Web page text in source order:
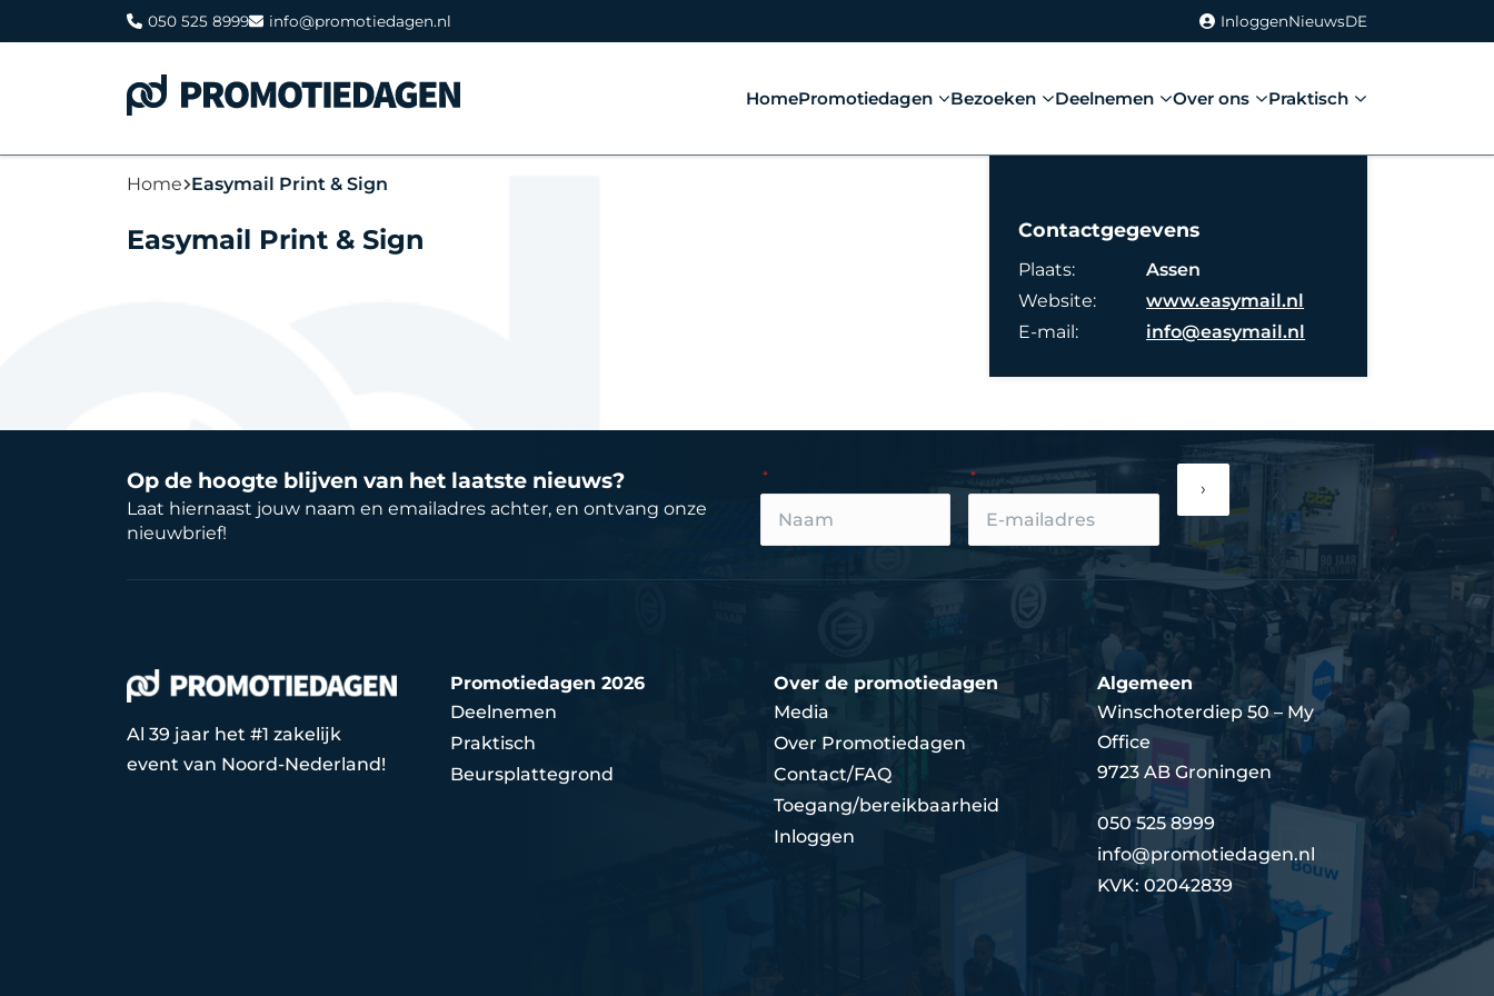
050 525 8999 info@promotiedagen.nl InloggenNieuwsDE
HomePromotiedagen Bezoeken Deelnemen Over ons Praktisch
Home Easymail Print & Sign
Easymail Print & Sign Contactgegevens
Plaats:
Assen
Website:
www.easymail.nl
E-mail:
info@easymail.nl
Op de hoogte blijven van het laatste nieuws?
Laat hiernaast jouw naam en emailadres achter, en ontvang onze
nieuwbrief!
›
Al 39 jaar het #1 zakelijk
event van Noord-Nederland!
Promotiedagen 2026
Deelnemen
Praktisch
Beursplattegrond
Over de promotiedagen
Media
Over Promotiedagen
Contact/FAQ
Toegang/bereikbaarheid
Inloggen
Algemeen
Winschoterdiep 50 – My
Office
9723 AB Groningen
050 525 8999
info@promotiedagen.nl
KVK: 02042839